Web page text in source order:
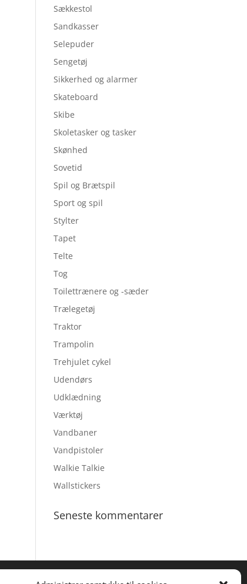
Sækkestol
Sandkasser
Selepuder
Sengetøj
Sikkerhed og alarmer
Skateboard
Skibe
Skoletasker og tasker
Skønhed
Sovetid
Spil og Brætspil
Sport og spil
Stylter
Tapet
Telte
Tog
Toilettrænere og -sæder
Trælegetøj
Traktor
Trampolin
Trehjulet cykel
Udendørs
Udklædning
Værktøj
Vandbaner
Vandpistoler
Walkie Talkie
Wallstickers
Seneste kommentarer